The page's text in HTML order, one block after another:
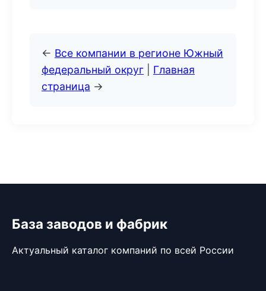
← Все компании в регионе Южный
федеральный округ
Главная
страница →
База заводов и фабрик
Актуальный каталог компаний по всей России